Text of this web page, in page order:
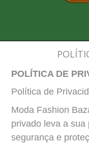
POLÍTICA DE
Política de
Moda Fashion
privado leva a sua
segurança e